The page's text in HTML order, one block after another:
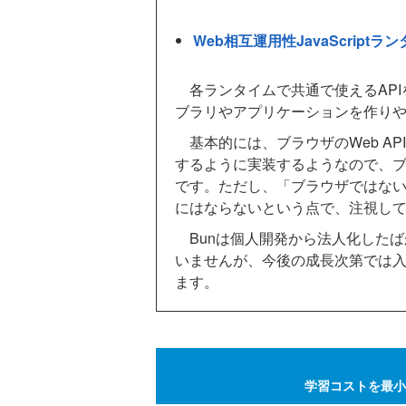
Web相互運用性JavaScriptラン
各ランタイムで共通で使える
ブラリやアプリケーションを作り
基本的には、ブラウザのWeb
するように実装するようなので、
です。ただし、「ブラウザではな
にはならないという点で、注視し
Bunは個人開発から法人化した
いませんが、今後の成長次第では
ます。
学習コストを最